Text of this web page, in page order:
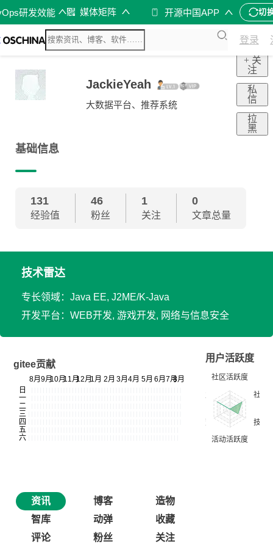
研发效能 媒体矩阵 开源中国APP 切
登录
JackieYeah
大数据平台、推荐系统
+ 关
注
私
信
拉
黑
基础信息
131
经验值
46
粉丝
1
关注
0
文章总量
技术雷达
专长领域：Java EE, J2ME/K-Java
开发平台：WEB开发, 游戏开发, 网络与信息安全
gitee贡献
用户活跃度
资讯 博客
造物
智库
动弹
收藏
评论
粉丝 关注